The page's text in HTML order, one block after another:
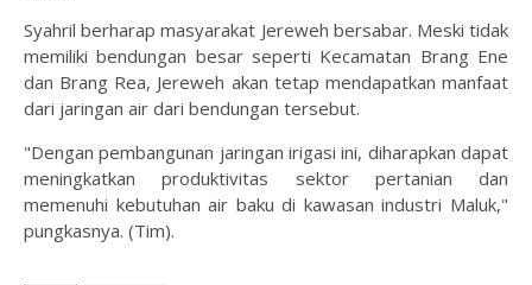
Syahril berharap masyarakat Jereweh bersabar. Meski tidak
memiliki bendungan besar seperti Kecamatan Brang Ene
dan Brang Rea, Jereweh akan tetap mendapatkan manfaat
dari jaringan air dari bendungan tersebut.
"Dengan pembangunan jaringan irigasi ini, diharapkan dapat
meningkatkan produktivitas sektor pertanian dan
memenuhi kebutuhan air baku di kawasan industri Maluk,"
pungkasnya. (Tim).